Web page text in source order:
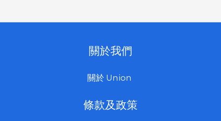
關於我們
關於 Union
條款及政策